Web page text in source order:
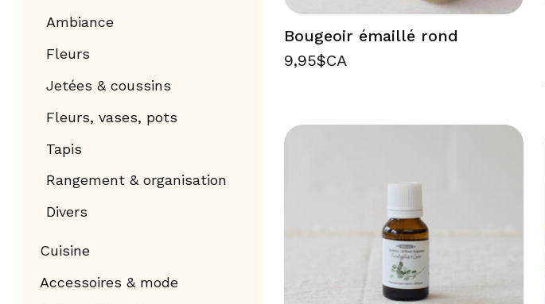
Ambiance
Fleurs
Jetées & coussins
Fleurs, vases, pots
Tapis
Rangement & organisation
Divers
Cuisine
Accessoires & mode
Bougeoir émaillé rond
9,95$CA